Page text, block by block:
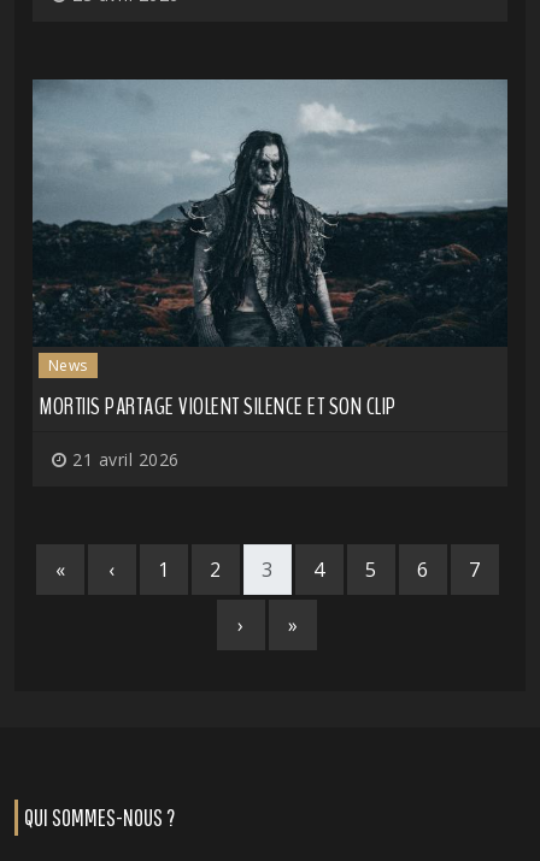
News
MORTIIS PARTAGE VIOLENT SILENCE ET SON CLIP
21 avril 2026
« ‹ 1 2 3 4 5 6 7
› »
QUI SOMMES-NOUS ?